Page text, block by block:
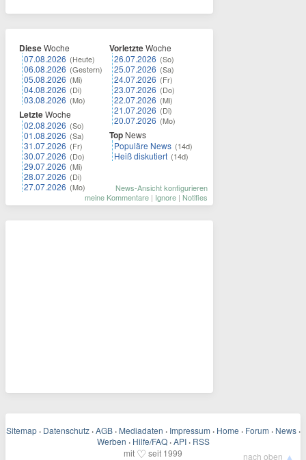
DieseWoche
07.08.2026 (Heute)
06.08.2026 (Gestern)
05.08.2026 (Mi)
04.08.2026 (Di)
03.08.2026 (Mo)
LetzteWoche
02.08.2026 (So)
01.08.2026 (Sa)
31.07.2026 (Fr)
30.07.2026 (Do)
29.07.2026 (Mi)
28.07.2026 (Di)
27.07.2026 (Mo)
VorletzteWoche
26.07.2026 (So)
25.07.2026 (Sa)
24.07.2026 (Fr)
23.07.2026 (Do)
22.07.2026 (Mi)
21.07.2026 (Di)
20.07.2026 (Mo)
Top News
Populäre News (14d)
Heiß diskutiert (14d)
News-Ansicht konfigurieren
meine Kommentare | Ignore | Notifies
Sitemap · Datenschutz · AGB · Mediadaten · Impressum · Home · Forum · News ·
Werben · Hilfe/FAQ · API · RSS
mit ♡ seit 1999 nach oben